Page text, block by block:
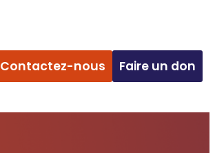
Contactez-nous Faire un don